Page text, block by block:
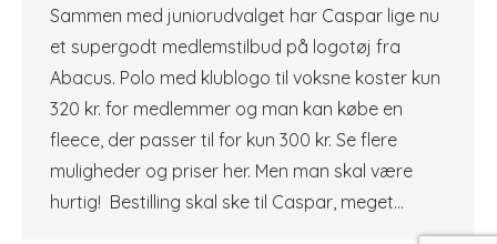
Sammen med juniorudvalget har Caspar lige nu
et supergodt medlemstilbud på logotøj fra
Abacus. Polo med klublogo til voksne koster kun
320 kr. for medlemmer og man kan købe en
fleece, der passer til for kun 300 kr. Se flere
muligheder og priser her. Men man skal være
hurtig! Bestilling skal ske til Caspar, meget…